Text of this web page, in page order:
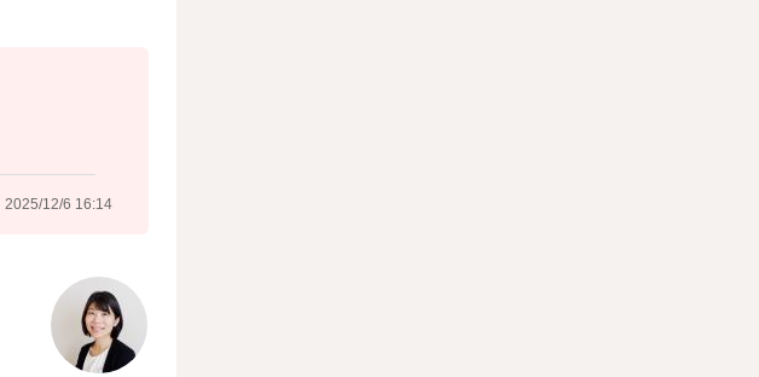
2025/12/6 16:14